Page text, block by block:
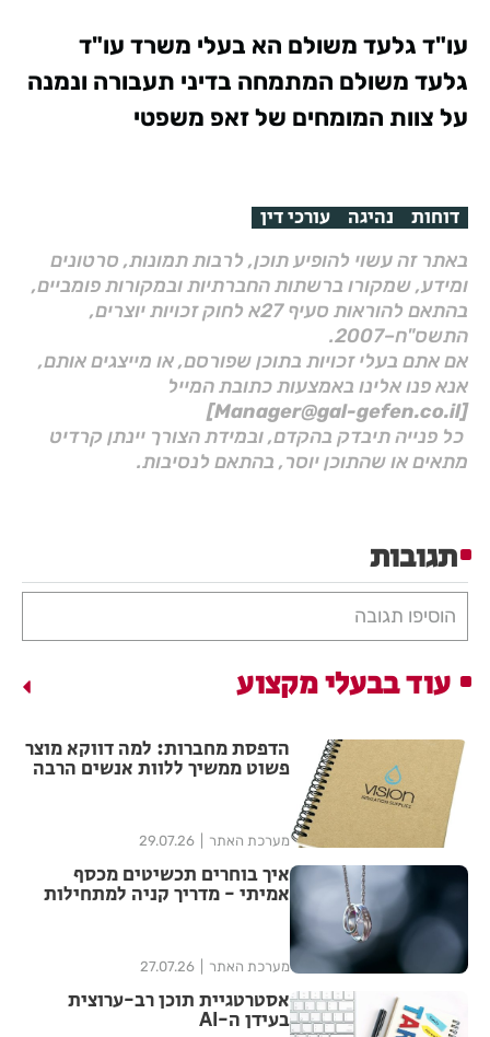
עו"ד גלעד משולם הא בעלי משרד עו"ד
גלעד משולם המתמחה בדיני תעבורה ונמנה
על צוות המומחים של זאפ משפטי
דוחות נהיגה עורכי דין
באתר זה עשוי להופיע תוכן, לרבות תמונות, סרטונים
ומידע, שמקורו ברשתות החברתיות ובמקורות פומביים,
בהתאם להוראות סעיף 27א לחוק זכויות יוצרים,
התשס"ח–2007.
אם אתם בעלי זכויות בתוכן שפורסם, או מייצגים אותם,
אנא פנו אלינו באמצעות כתובת המייל
[Manager@gal-gefen.co.il]
כל פנייה תיבדק בהקדם, ובמידת הצורך יינתן קרדיט
מתאים או שהתוכן יוסר, בהתאם לנסיבות.
תגובות
הוסיפו תגובה
עוד בבעלי מקצוע
הדפסת מחברות: למה דווקא מוצר
פשוט ממשיך ללוות אנשים הרבה
מערכת האתר 29.07.26
איך בוחרים תכשיטים מכסף
אמיתי - מדריך קניה למתחילות
מערכת האתר 27.07.26
אסטרטגיית תוכן רב-ערוצית
בעידן ה-AI